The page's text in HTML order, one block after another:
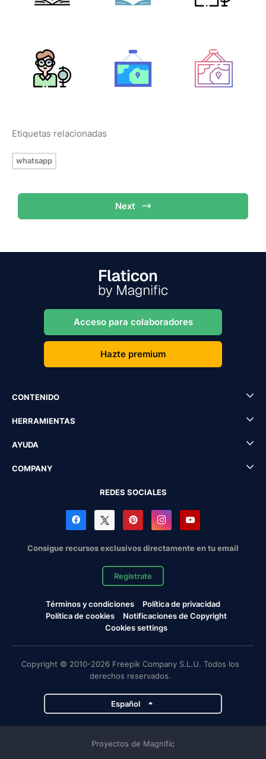
Etiquetas relacionadas
whatsapp
Next
Acceso para colaboradores
Hazte premium
CONTENIDO
HERRAMIENTAS
AYUDA
COMPANY
REDES SOCIALES
Consigue recursos exclusivos directamente en tu email
Regístrate
Términos y condiciones
Política de privacidad
Política de cookies
Notificaciones de Copyright
Cookies settings
Copyright © 2010-2026 Freepik Company S.L.U. Todos los
derechos reservados.
Español
Proyectos de Magnific